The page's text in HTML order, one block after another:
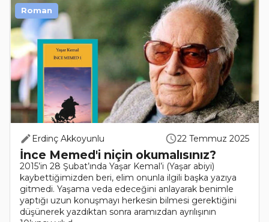
Erdinç Akkoyunlu 22 Temmuz 2025
İnce Memed'i niçin okumalısınız?
2015’in 28 Şubat’ında Yaşar Kemal’i (Yaşar abiyi)
kaybettiğimizden beri, elim onunla ilgili başka yazıya
gitmedi. Yaşama veda edeceğini anlayarak benimle
yaptığı uzun konuşmayı herkesin bilmesi gerektiğini
düşünerek yazdıktan sonra aramızdan ayrılışının
Roman